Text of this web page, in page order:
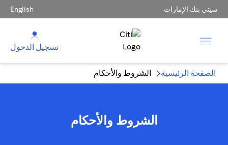
سيتي بنك الإمارات English
تسجيل الدخول
الصفحة الرئيسية الشروط والأحكام
الشروط والأحكام